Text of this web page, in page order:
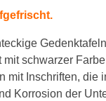
schwarzer
Inschriften, die
Korrosion der